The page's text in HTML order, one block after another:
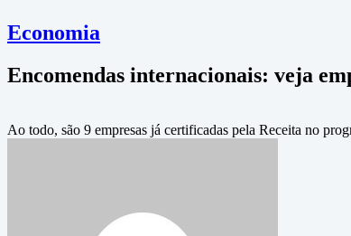
Economia
Encomendas internacionais: veja
Ao todo, são 9 empresas já certificadas pela Receita no